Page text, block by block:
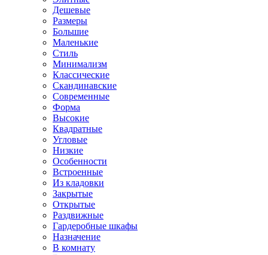
Дешевые
Размеры
Большие
Маленькие
Стиль
Минимализм
Классические
Скандинавские
Современные
Форма
Высокие
Квадратные
Угловые
Низкие
Особенности
Встроенные
Из кладовки
Закрытые
Открытые
Раздвижные
Гардеробные шкафы
Назначение
В комнату